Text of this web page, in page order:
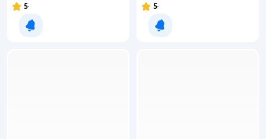
5
Уведомить о появлении
5
Уведомить о появлении